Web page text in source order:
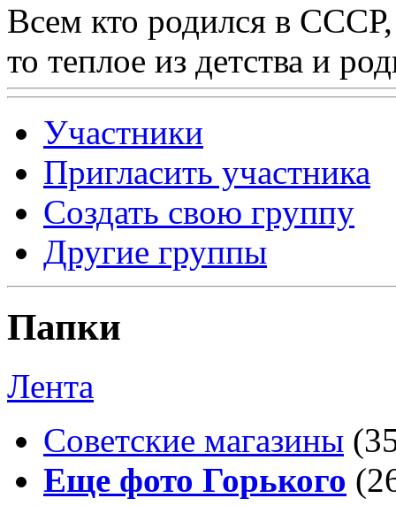
Всем кто родился в
то теплое из детства и
Участники
Пригласить участника
Создать свою группу
Другие группы
Папки
Лента
Советские магазины
Еще фото Горького